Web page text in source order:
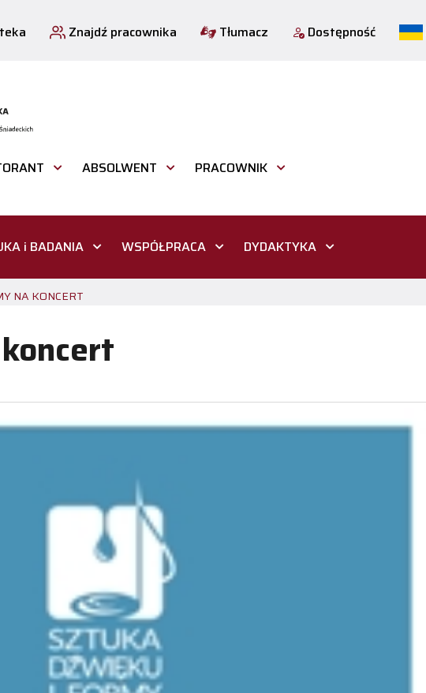
Znajdź pracownika Tłumacz Dostępność
ABSOLWENT PRACOWNIK
i BADANIA WSPÓŁPRACA DYDAKTYKA
NA KONCERT